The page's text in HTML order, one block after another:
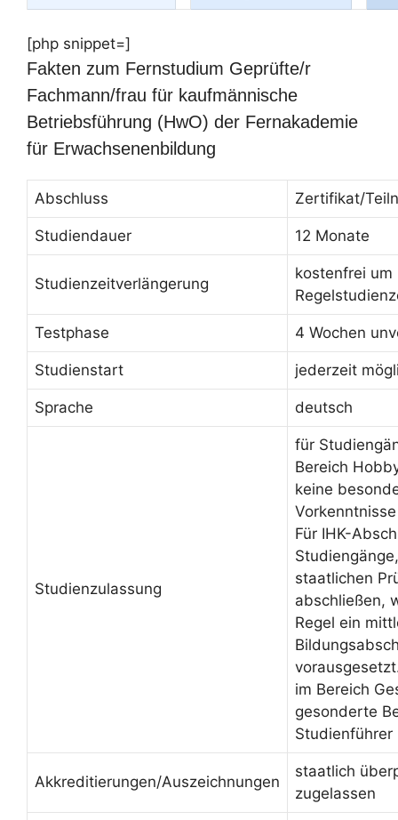
[php snippet=]
Fakten zum Fernstudium Geprüfte/r
Fachmann/frau für kaufmännische
Betriebsführung (HwO) der Fernakademie
für Erwachsenenbildung
Abschluss Zertifikat/
Studiendauer 12 Monate
Studienzeitverlängerung
kostenfrei um
Testphase 4 Wochen
Studienstart jederzeit
Sprache deutsch
Studienzulassung
für
Bereich
keine
Für IHK-
staatlichen
abschließen,
Regel ein
im Bereich
gesonderte
Studienführer
Akkreditierungen/Auszeichnungen
staatlich
zugelassen